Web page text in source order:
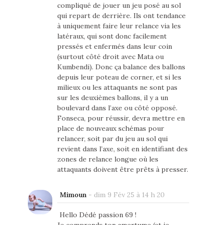
compliqué de jouer un jeu posé au sol
qui repart de derrière. Ils ont tendance
à uniquement faire leur relance via les
latéraux, qui sont donc facilement
pressés et enfermés dans leur coin
(surtout côté droit avec Mata ou
Kumbendi). Donc ça balance des ballons
depuis leur poteau de corner, et si les
milieux ou les attaquants ne sont pas
sur les deuxièmes ballons, il y a un
boulevard dans l’axe ou côté opposé.
Fonseca, pour réussir, devra mettre en
place de nouveaux schémas pour
relancer, soit par du jeu au sol qui
revient dans l’axe, soit en identifiant des
zones de relance longue où les
attaquants doivent être prêts à presser.
Mimoun - dim 9 Fév 25 à 14 h 20
Hello Dédé passion 69 !